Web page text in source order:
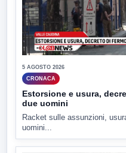
5 AGOSTO 2026
CRONACA
Estorsione e usura,
due uomini
Racket sulle assunzioni,
uomini...